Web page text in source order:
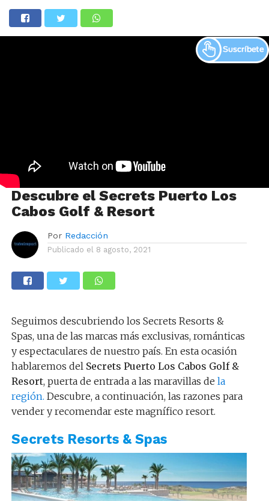
Descubre el Secrets Puerto Los
Cabos Golf & Resort
Por Redacción
Publicado el 8 agosto, 2021
Seguimos descubriendo los Secrets Resorts &
Spas, una de las marcas más exclusivas, románticas
y espectaculares de nuestro país. En esta ocasión
hablaremos del Secrets Puerto Los Cabos Golf &
Resort, puerta de entrada a las maravillas de la
región. Descubre, a continuación, las razones para
vender y recomendar este magnífico resort.
Secrets Resorts & Spas